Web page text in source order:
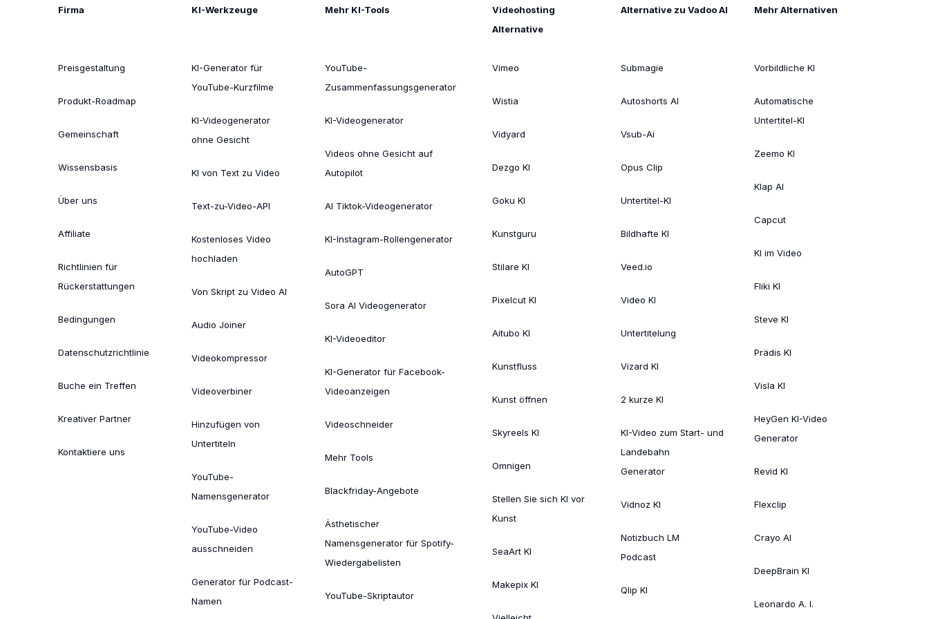
Firma
Preisgestaltung
Produkt-Roadmap
Gemeinschaft
Wissensbasis
Über uns
Affiliate
Richtlinien für
Rückerstattungen
Bedingungen
Datenschutzrichtlinie
Buche ein Treffen
Kreativer Partner
Kontaktiere uns
KI-Werkzeuge
KI-Generator für
YouTube-Kurzfilme
KI-Videogenerator
ohne Gesicht
KI von Text zu Video
Text-zu-Video-API
Kostenloses Video
hochladen
Von Skript zu Video AI
Audio Joiner
Videokompressor
Videoverbiner
Hinzufügen von
Untertiteln
YouTube-
Namensgenerator
YouTube-Video
ausschneiden
Generator für Podcast-
Namen
Mehr KI-Tools
YouTube-
Zusammenfassungsgenerator
KI-Videogenerator
Videos ohne Gesicht auf
Autopilot
AI Tiktok-Videogenerator
KI-Instagram-Rollengenerator
AutoGPT
Sora AI Videogenerator
KI-Videoeditor
KI-Generator für Facebook-
Videoanzeigen
Videoschneider
Mehr Tools
Blackfriday-Angebote
Ästhetischer
Namensgenerator für Spotify-
Wiedergabelisten
YouTube-Skriptautor
Videohosting
Alternative
Vimeo
Wistia
Vidyard
Dezgo KI
Goku KI
Kunstguru
Stilare KI
Pixelcut KI
Aitubo KI
Kunstfluss
Kunst öffnen
Skyreels KI
Omnigen
Stellen Sie sich KI vor
Kunst
SeaArt KI
Makepix KI
Alternative zu Vadoo AI
Submagie
Autoshorts AI
Vsub-Ai
Opus Clip
Untertitel-KI
Bildhafte KI
Veed.io
Video KI
Untertitelung
Vizard KI
2 kurze KI
KI-Video zum Start- und
Landebahn
Generator
Vidnoz KI
Notizbuch LM
Podcast
Qlip KI
Mehr Alternativen
Vorbildliche KI
Automatische
Untertitel-KI
Zeemo KI
Klap AI
Capcut
KI im Video
Fliki KI
Steve KI
Prädis KI
Visla KI
HeyGen KI-Video
Generator
Revid KI
Flexclip
Crayo AI
DeepBrain KI
Leonardo A. I.